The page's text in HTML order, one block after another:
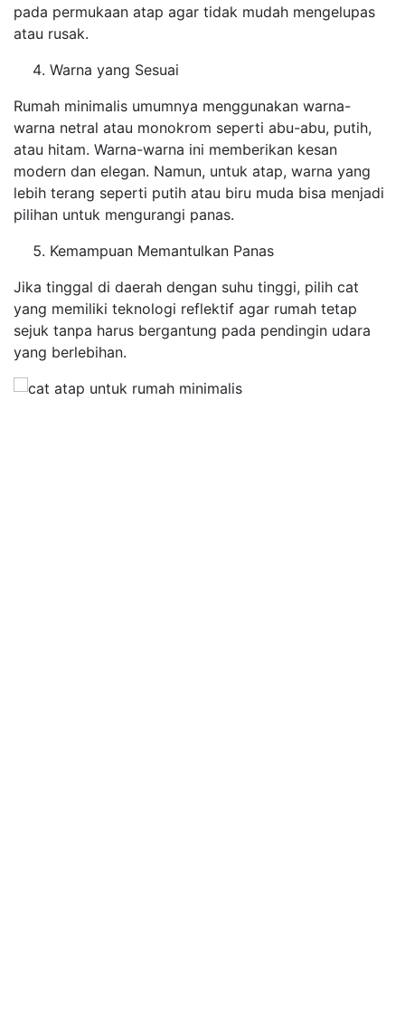
pada permukaan atap agar tidak mudah mengelupas
atau rusak.
Warna yang Sesuai
Rumah minimalis umumnya menggunakan warna-
warna netral atau monokrom seperti abu-abu, putih,
atau hitam. Warna-warna ini memberikan kesan
modern dan elegan. Namun, untuk atap, warna yang
lebih terang seperti putih atau biru muda bisa menjadi
pilihan untuk mengurangi panas.
Kemampuan Memantulkan Panas
Jika tinggal di daerah dengan suhu tinggi, pilih cat
yang memiliki teknologi reflektif agar rumah tetap
sejuk tanpa harus bergantung pada pendingin udara
yang berlebihan.